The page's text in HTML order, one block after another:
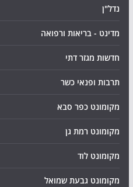
נדל"ן
מדינט - בריאות ורפואה
חדשות מגזר דתי
תרבות ופנאי כשר
מקומונט כפר סבא
מקומונט רמת גן
מקומונט לוד
מקומונט גבעת שמואל